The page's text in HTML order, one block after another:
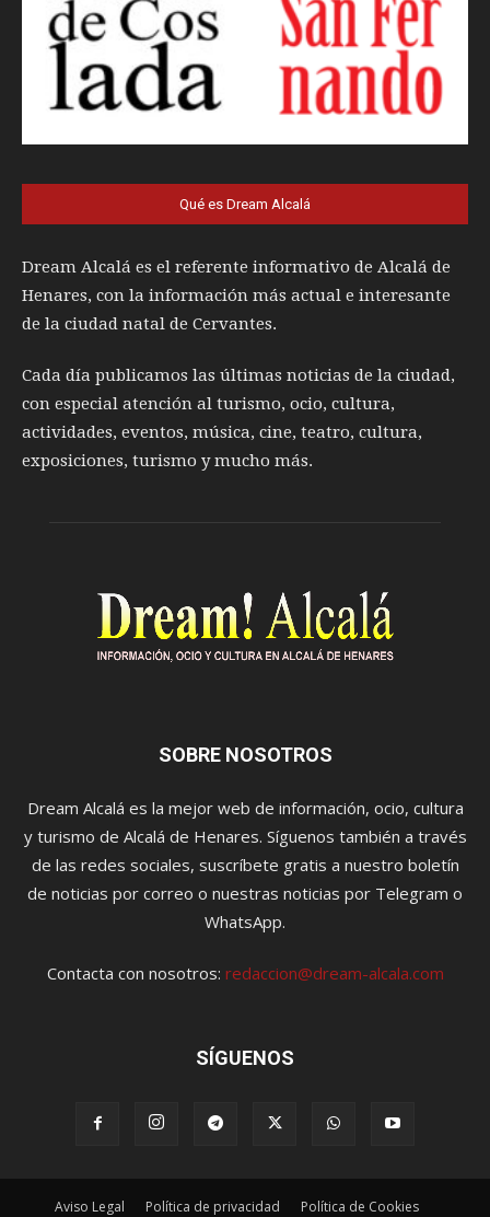
Qué es Dream Alcalá
Dream Alcalá es el referente informativo de Alcalá de
Henares, con la información más actual e interesante
de la ciudad natal de Cervantes.
Cada día publicamos las últimas noticias de la ciudad,
con especial atención al turismo, ocio, cultura,
actividades, eventos, música, cine, teatro, cultura,
exposiciones, turismo y mucho más.
SOBRE NOSOTROS
Dream Alcalá es la mejor web de información, ocio, cultura
y turismo de Alcalá de Henares. Síguenos también a través
de las redes sociales, suscríbete gratis a nuestro boletín
de noticias por correo o nuestras noticias por Telegram o
WhatsApp.
Contacta con nosotros: redaccion@dream-alcala.com
SÍGUENOS
Aviso Legal Política de privacidad Política de Cookies